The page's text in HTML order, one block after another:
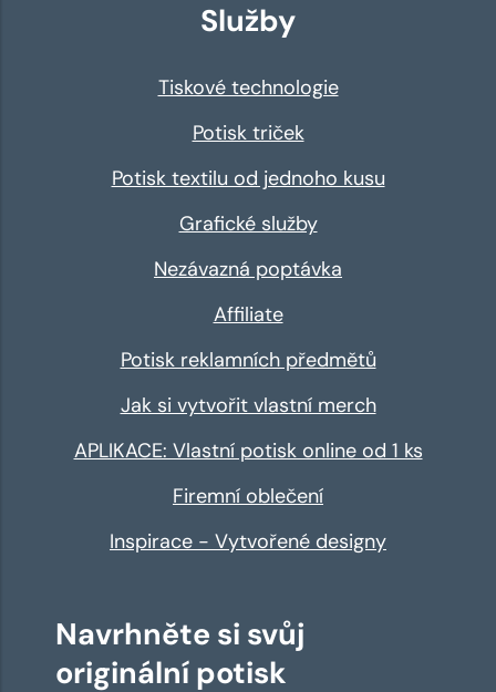
Služby
Tiskové technologie
Potisk triček
Potisk textilu od jednoho kusu
Grafické služby
Nezávazná poptávka
Affiliate
Potisk reklamních předmětů
Jak si vytvořit vlastní merch
APLIKACE: Vlastní potisk online od 1 ks
Firemní oblečení
Inspirace - Vytvořené designy
Navrhněte si svůj
originální potisk